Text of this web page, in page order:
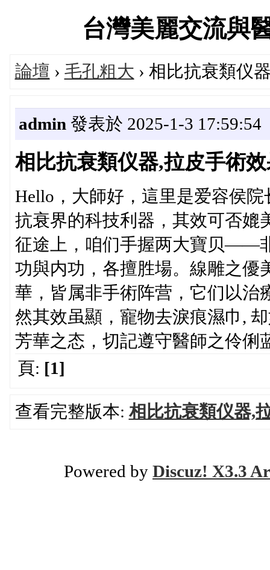
台灣美麗交流與
論壇 › 毛孔粗大 › 相比抗衰類仪
admin 發表於 2025-1-3 17:59:54
相比抗衰類仪器,拉皮手術
Hello，大師好，這里是爱容侯
抗衰界的科技利器，其效可否媲
征途上，咱们手握两大寶贝——
功與内功，各擅胜場。線雕之優
華，皆属非手術阵营，它们以治
然其效虽顯，寵物去淚痕濕巾,
芳華之态，切記遵守醫師之伶俐
頁: [1]
查看完整版本: 相比抗衰類仪器,
Powered by Discuz! X3.3